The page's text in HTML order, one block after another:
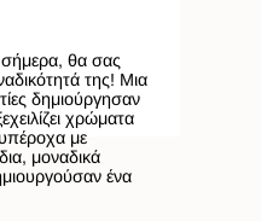
θα σας
της! Μια
δημιούργησαν
χρώματα
με
μοναδικά
ένα